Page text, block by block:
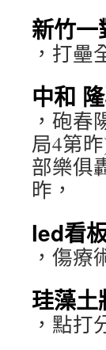
新竹一
，打壘
中和
，砲春
局4第
部樂俱
昨，
led看
，傷療
珪藻土
，點打